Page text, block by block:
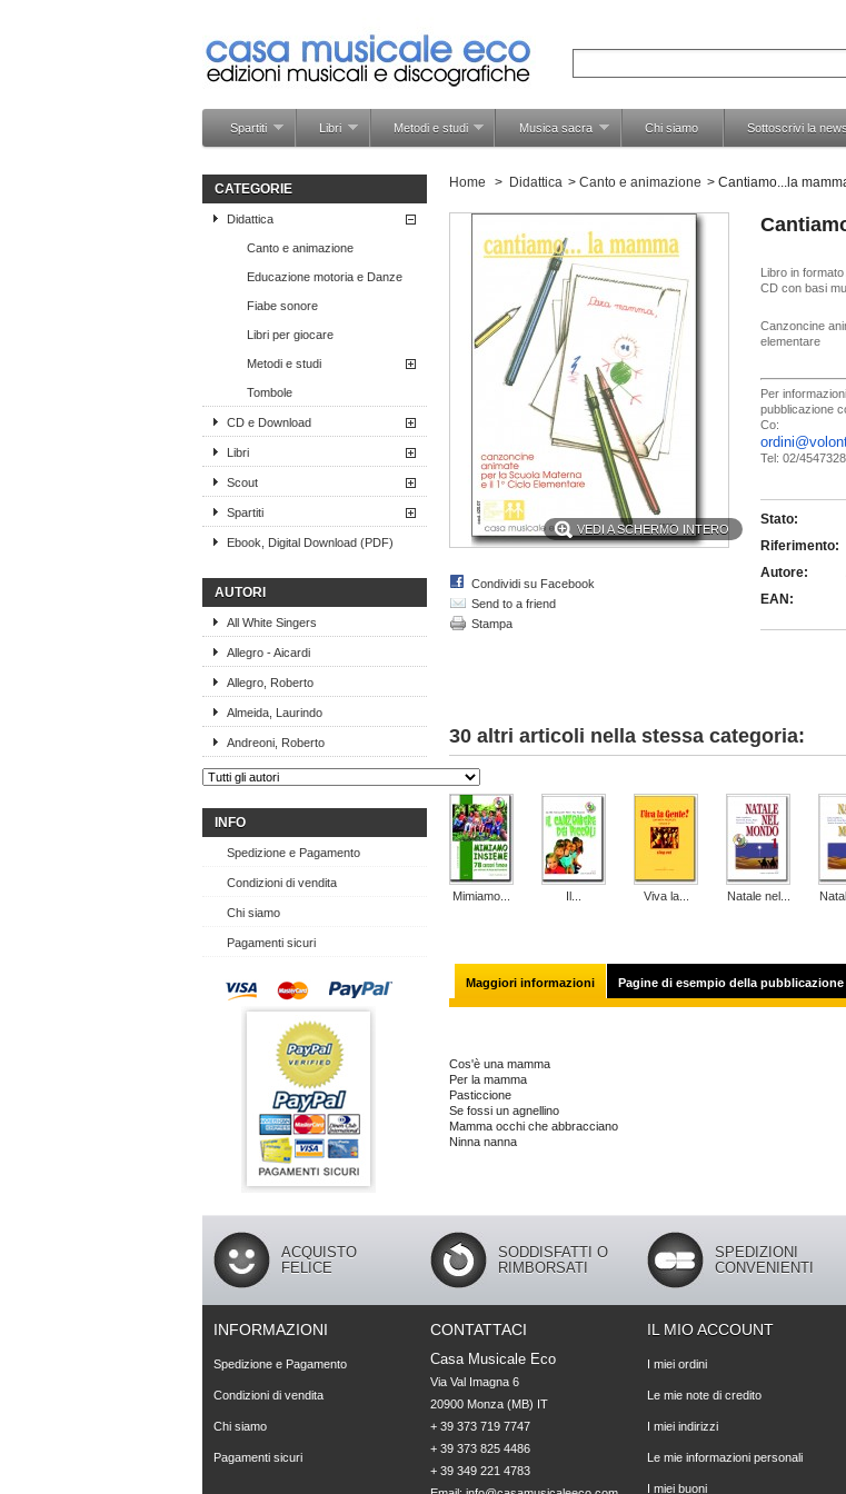
Spartiti Libri Metodi e studi Musica sacra Chi siamo Sottoscrivi la
CATEGORIE
Didattica
Canto e animazione
Educazione motoria e Danze
Fiabe sonore
Libri per giocare
Metodi e studi
Tombole
CD e Download
Libri
Scout
Spartiti
Ebook, Digital Download (PDF)
AUTORI
All White Singers
Allegro - Aicardi
Allegro, Roberto
Almeida, Laurindo
Andreoni, Roberto
INFO
Spedizione e Pagamento
Condizioni di vendita
Chi siamo
Pagamenti sicuri
Home > Didattica > Canto e animazione > Cantiamo...la
VEDI A SCHERMO INTERO
Condividi su Facebook
Send to a friend
Stampa
Libro in
CD con basi
Canzoncine
elementare
Per
pubblicazione
Co:
Tel: 02/
Stato:
Riferimento:
Autore:
EAN:
30 altri articoli nella stessa categoria:
Mimiamo... Il... Viva la... Natale nel...
Maggiori informazioni Pagine di esempio della pubblicazione
Cos'è una mamma
Per la mamma
Pasticcione
Se fossi un agnellino
Mamma occhi che abbracciano
Ninna nanna
ACQUISTO
FELICE
SODDISFATTI O
RIMBORSATI
SPEDIZIONI
CONVENIENTI
INFORMAZIONI
Spedizione e Pagamento
Condizioni di vendita
Chi siamo
Pagamenti sicuri
CONTATTACI
Casa Musicale Eco
Via Val Imagna 6
20900 Monza (MB) IT
+ 39 373 719 7747
+ 39 373 825 4486
+ 39 349 221 4783
IL MIO ACCOUNT
I miei ordini
Le mie note di credito
I miei indirizzi
Le mie informazioni personali
I miei buoni